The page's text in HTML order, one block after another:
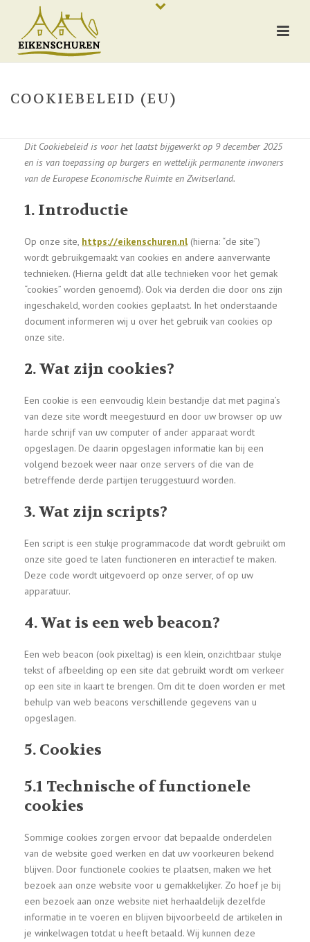
COOKIEBELEID (EU)
Dit Cookiebeleid is voor het laatst bijgewerkt op 9 december 2025
en is van toepassing op burgers en wettelijk permanente inwoners
van de Europese Economische Ruimte en Zwitserland.
1. Introductie
Op onze site, https://eikenschuren.nl(hierna: “de site”)
wordt gebruikgemaakt van cookies en andere aanverwante
technieken. (Hierna geldt dat alle technieken voor het gemak
“cookies” worden genoemd). Ook via derden die door ons zijn
ingeschakeld, worden cookies geplaatst. In het onderstaande
document informeren wij u over het gebruik van cookies op
onze site.
2. Wat zijn cookies?
Een cookie is een eenvoudig klein bestandje dat met pagina’s
van deze site wordt meegestuurd en door uw browser op uw
harde schrijf van uw computer of ander apparaat wordt
opgeslagen. De daarin opgeslagen informatie kan bij een
volgend bezoek weer naar onze servers of die van de
betreffende derde partijen teruggestuurd worden.
3. Wat zijn scripts?
Een script is een stukje programmacode dat wordt gebruikt om
onze site goed te laten functioneren en interactief te maken.
Deze code wordt uitgevoerd op onze server, of op uw
apparatuur.
4. Wat is een web beacon?
Een web beacon (ook pixeltag) is een klein, onzichtbaar stukje
tekst of afbeelding op een site dat gebruikt wordt om verkeer
op een site in kaart te brengen. Om dit te doen worden er met
behulp van web beacons verschillende gegevens van u
opgeslagen.
5. Cookies
5.1 Technische of functionele
cookies
Sommige cookies zorgen ervoor dat bepaalde onderdelen
van de website goed werken en dat uw voorkeuren bekend
blijven. Door functionele cookies te plaatsen, maken we het
bezoek aan onze website voor u gemakkelijker. Zo hoef je bij
een bezoek aan onze website niet herhaaldelijk dezelfde
informatie in te voeren en blijven bijvoorbeeld de artikelen in
je winkelwagen totdat u heeft betaald. Wij kunnen deze